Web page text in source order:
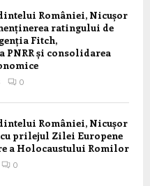
României, Nicușor
ratingului de
Fitch,
PNRR și consolidarea
0
României, Nicușor
prilejul Zilei Europene
a Holocaustului Romilor
0